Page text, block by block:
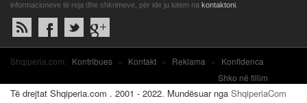
informacioneve të reja dhe shkrimeve, për ide ju lutem na kontaktoni
Shqiperia.com: Kontribues » Kontakt » Reklama »
Konfidenca
Shko në fillim
Të drejtat Shqiperia.com . 2001 - 2022. Mundësuar nga ShqiperiaCom